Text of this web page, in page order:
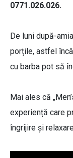
0771.026.026.
De luni după-
porțile, astfel
cu barba pot să
Mai ales că
experiență care
îngrijire și